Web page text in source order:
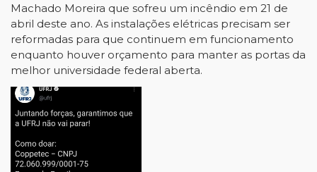
Machado Moreira que sofreu um incêndio em 21 de
abril deste ano. As instalações elétricas precisam ser
reformadas para que continuem em funcionamento
enquanto houver orçamento para manter as portas da
melhor universidade federal aberta.